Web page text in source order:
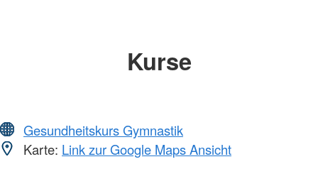
Kurse
Gesundheitskurs Gymnastik
Karte: Link zur Google Maps Ansicht